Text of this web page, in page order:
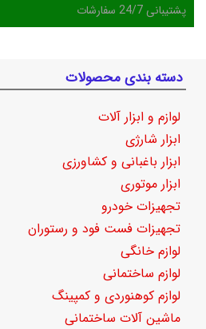
پشتیبانی 24/7 سفارشات
دسته بندی محصولات
لوازم و ابزار آلات
ابزار شارژی
ابزار باغبانی و کشاورزی
ابزار موتوری
تجهیزات خودرو
تجهیزات فست فود و رستوران
لوازم خانگی
لوازم ساختمانی
لوازم کوهنوردی و کمپینگ
ماشین آلات ساختمانی